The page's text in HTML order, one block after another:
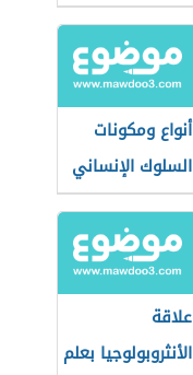
أنواع ومكونات
السلوك الإنساني
علاقة
الأنثروبولوجيا بعلم